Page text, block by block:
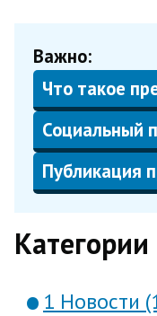
Важно:
Что такое
Социальный
Публикация
Категории
1 Новости